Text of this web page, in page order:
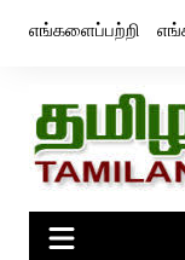
எங்களைப்பற்றி